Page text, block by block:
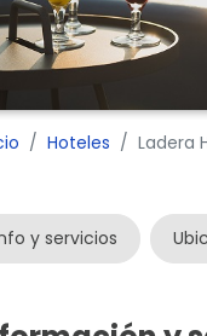
Hoteles Ladera
y servicios